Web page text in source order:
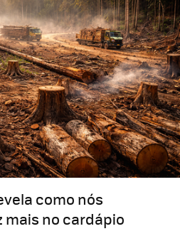
como nós
mais no cardápio